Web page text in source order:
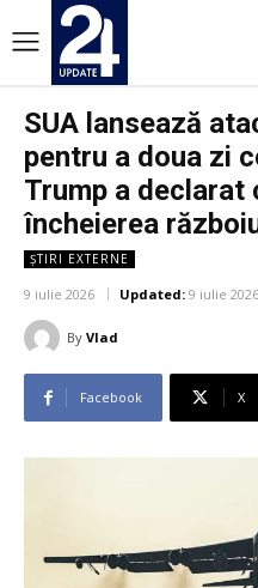
SUA lansează
pentru a doua zi
Trump a declarat
încheierea
ȘTIRI EXTERNE
9 iulie 2026 Updated: 9 iulie 2026
By Vlad
Facebook X